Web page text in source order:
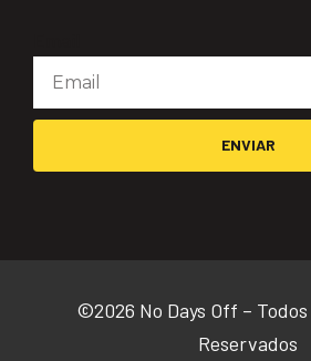
ENVIAR
©2026 No Days Off –
Reservados